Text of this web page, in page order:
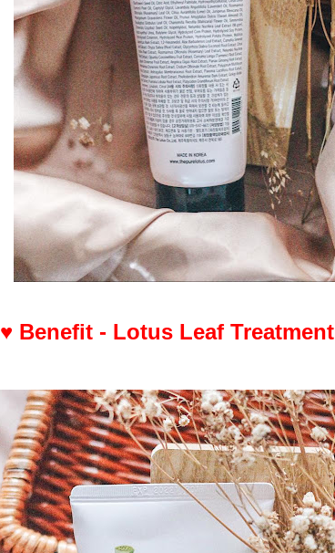
♥ Benefit - Lotus Leaf Treatment